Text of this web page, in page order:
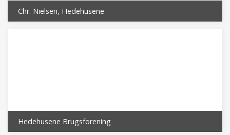
Chr. Nielsen, Hedehusene
Hedehusene Brugsforening